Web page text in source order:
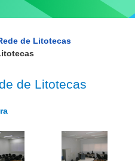
de Litotecas
de Litotecas